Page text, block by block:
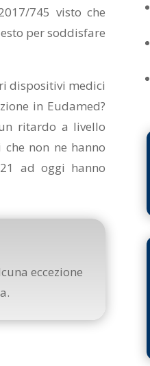
745 visto che
per soddisfare
dispositivi medici
in Eudamed?
ritardo a livello
non ne hanno
ad oggi hanno
eccezione